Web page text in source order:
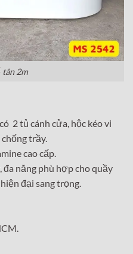
tân 2m
2 tủ cánh cửa, hộc kéo vi
trầy.
cao cấp.
đa năng phù hợp cho quầy
đại sang trọng.